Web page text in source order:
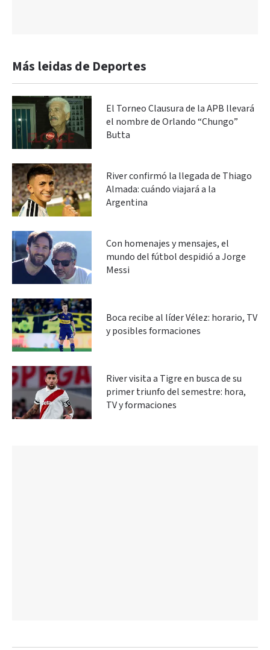
Más leidas de Deportes
El Torneo Clausura de la APB llevará
el nombre de Orlando “Chungo”
Butta
River confirmó la llegada de Thiago
Almada: cuándo viajará a la
Argentina
Con homenajes y mensajes, el
mundo del fútbol despidió a Jorge
Messi
Boca recibe al líder Vélez: horario, TV
y posibles formaciones
River visita a Tigre en busca de su
primer triunfo del semestre: hora,
TV y formaciones